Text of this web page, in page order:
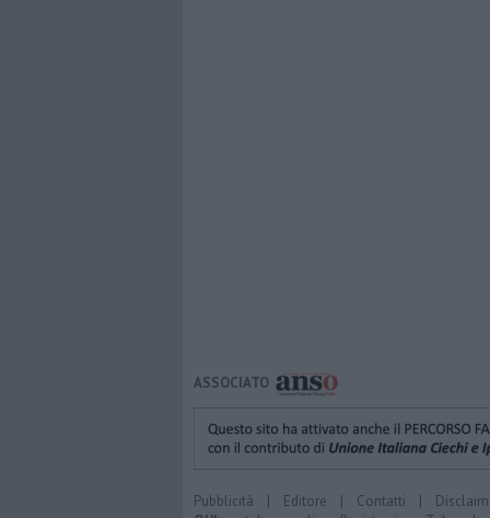
ASSOCIATO
Pubblicità | Editore | Contatti |